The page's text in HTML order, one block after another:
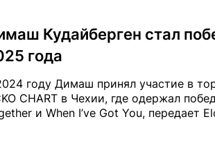
Кудайберген стал
года
году Димаш принял участие в
CHART в Чехии, где одержал
и When I’ve Got You, передает